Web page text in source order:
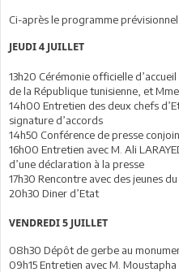
Ci-après le programme
JEUDI 4 JUILLET
13h20 Cérémonie officielle
de la République tunisienne, et
14h00 Entretien des deux chefs
signature d’accords
14h50 Conférence de presse
16h00 Entretien avec M. Ali
d’une déclaration à la presse
17h30 Rencontre avec des jeunes
20h30 Diner d’Etat
VENDREDI 5 JUILLET
08h30 Dépôt de gerbe au
09h15 Entretien avec M. Moustapha